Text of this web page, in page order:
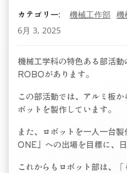
カテゴリー: 機械工作部 機
6月 3, 2025
機械工学科の特色ある部活
ROBOがあります。
この部活動では、アルミ板
ボットを製作しています。
また、ロボットを一人一台
ONE』への出場を目標に、
これからもロボット部は、